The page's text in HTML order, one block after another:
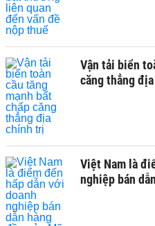
Vận tải biển
căng thẳng
Việt Nam là
nghiệp bán